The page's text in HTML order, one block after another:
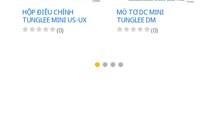
HỘP ĐIỀU CHỈNH
TUNGLEE MINI US-UX
(0)
MÔ TƠ DC MINI
TUNGLEE DM
(0)